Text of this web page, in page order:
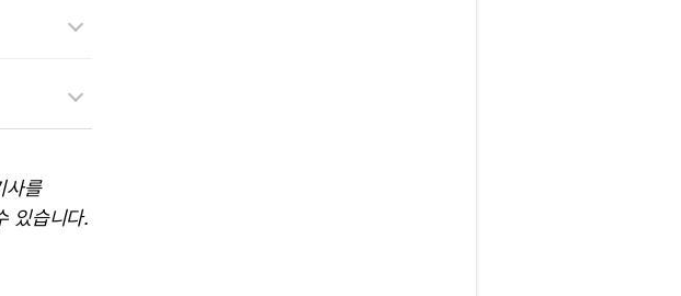
사를
있습니다.